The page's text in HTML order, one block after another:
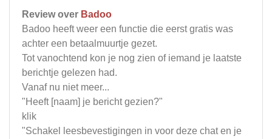
Review over Badoo
Badoo heeft weer een functie die eerst gratis was
achter een betaalmuurtje gezet.
Tot vanochtend kon je nog zien of iemand je laatste
berichtje gelezen had.
Vanaf nu niet meer...
"Heeft [naam] je bericht gezien?"
klik
"Schakel leesbevestigingen in voor deze chat en je